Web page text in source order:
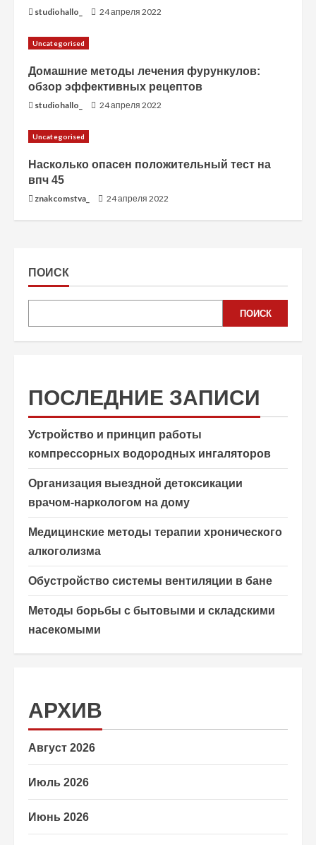
studiohallo_ 24 апреля 2022
Uncategorised
Домашние методы лечения фурункулов:
обзор эффективных рецептов
studiohallo_ 24 апреля 2022
Uncategorised
Насколько опасен положительный тест на
впч 45
znakcomstva_ 24 апреля 2022
ПОИСК
ПОИСК
ПОСЛЕДНИЕ ЗАПИСИ
Устройство и принцип работы
компрессорных водородных ингаляторов
Организация выездной детоксикации
врачом-наркологом на дому
Медицинские методы терапии хронического
алкоголизма
Обустройство системы вентиляции в бане
Методы борьбы с бытовыми и складскими
насекомыми
АРХИВ
Август 2026
Июль 2026
Июнь 2026